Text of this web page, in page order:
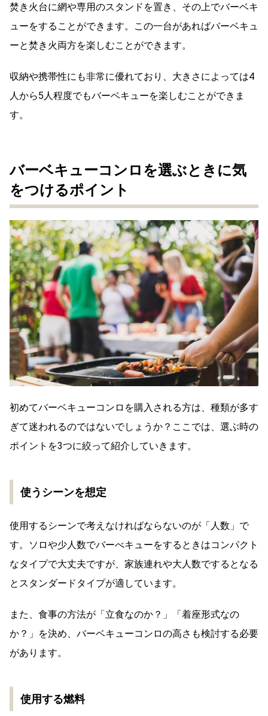
焚き火台に網や専用のスタンドを置き、その上でバーベキ
ューをすることができます。この一台があればバーベキュ
ーと焚き火両方を楽しむことができます。
収納や携帯性にも非常に優れており、大きさによっては4
人から5人程度でもバーベキューを楽しむことができま
す。
バーベキューコンロを選ぶときに気
をつけるポイント
初めてバーベキューコンロを購入される方は、種類が多す
ぎて迷われるのではないでしょうか？ここでは、選ぶ時の
ポイントを3つに絞って紹介していきます。
使うシーンを想定
使用するシーンで考えなければならないのが「人数」で
す。ソロや少人数でバーべキューをするときはコンパクト
なタイプで大丈夫ですが、家族連れや大人数でするとなる
とスタンダードタイプが適しています。
また、食事の方法が「立食なのか？」「着座形式なの
か？」を決め、バーベキューコンロの高さも検討する必要
があります。
使用する燃料